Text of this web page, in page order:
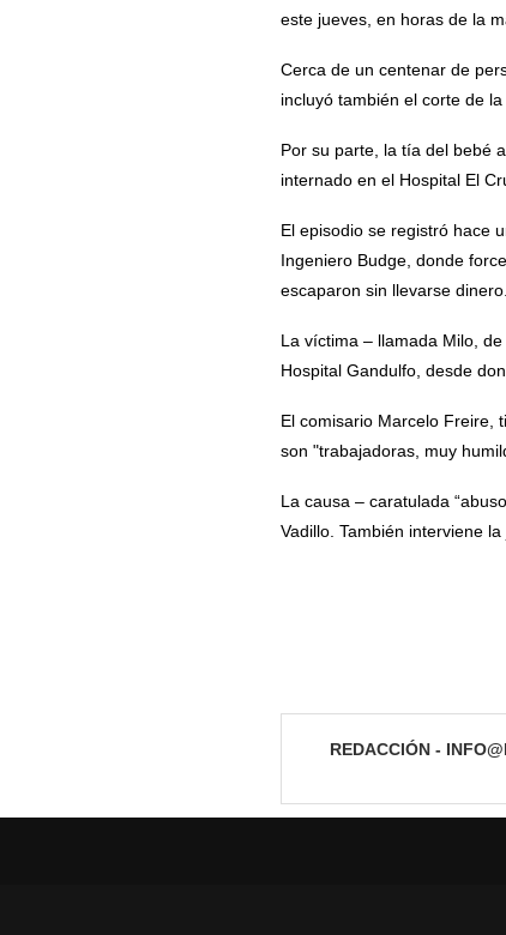
este jueves, en horas de la
Cerca de un centenar de
incluyó también el corte de
Por su parte, la tía del bebé
internado en el Hospital El
El episodio se registró hace
Ingeniero Budge, donde
escaparon sin llevarse dinero.
La víctima – llamada Milo,
Hospital Gandulfo, desde
El comisario Marcelo Freire,
son "trabajadoras, muy
La causa – caratulada
Vadillo. También interviene
REDACCIÓN -